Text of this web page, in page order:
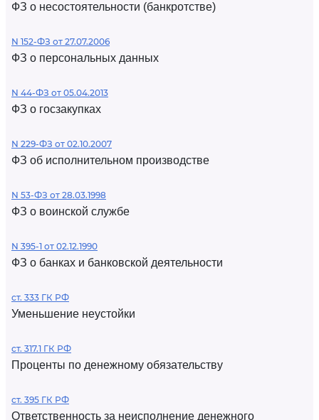
ФЗ о несостоятельности (банкротстве)
N 152-ФЗ от 27.07.2006
ФЗ о персональных данных
N 44-ФЗ от 05.04.2013
ФЗ о госзакупках
N 229-ФЗ от 02.10.2007
ФЗ об исполнительном производстве
N 53-ФЗ от 28.03.1998
ФЗ о воинской службе
N 395-1 от 02.12.1990
ФЗ о банках и банковской деятельности
ст. 333 ГК РФ
Уменьшение неустойки
ст. 317.1 ГК РФ
Проценты по денежному обязательству
ст. 395 ГК РФ
Ответственность за неисполнение денежного